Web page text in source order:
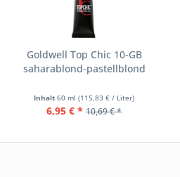
Goldwell Top Chic 10-GB
saharablond-pastellblond
Inhalt60 ml(115,83 € / Liter)
6,95 € * 10,69 € *